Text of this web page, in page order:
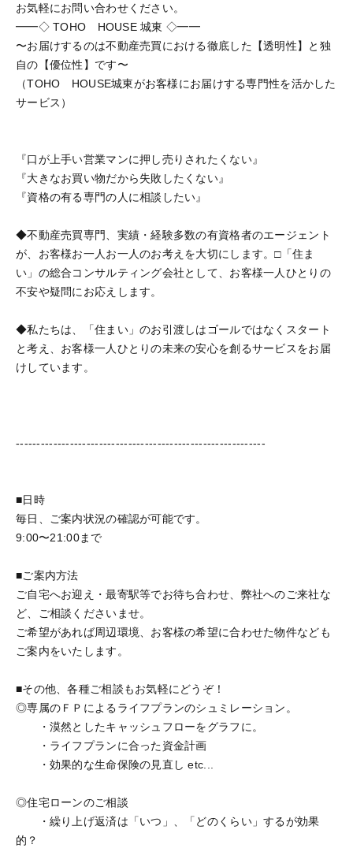
お気軽にお問い合わせください。
━━◇ TOHO HOUSE 城東 ◇━━
〜お届けするのは不動産売買における徹底した【透明性】と独
自の【優位性】です〜
（TOHO HOUSE城東がお客様にお届けする専門性を活かした
サービス）
『口が上手い営業マンに押し売りされたくない』
『大きなお買い物だから失敗したくない』
『資格の有る専門の人に相談したい』
◆不動産売買専門、実績・経験多数の有資格者のエージェント
が、お客様お一人お一人のお考えを大切にします。□「住ま
い」の総合コンサルティング会社として、お客様一人ひとりの
不安や疑問にお応えします。
◆私たちは、「住まい」のお引渡しはゴールではなくスタート
と考え、お客様一人ひとりの未来の安心を創るサービスをお届
けしています。
------------------------------------------------------------
■日時
毎日、ご案内状況の確認が可能です。
9:00〜21:00まで
■ご案内方法
ご自宅へお迎え・最寄駅等でお待ち合わせ、弊社へのご来社な
ど、ご相談くださいませ。
ご希望があれば周辺環境、お客様の希望に合わせた物件なども
ご案内をいたします。
■その他、各種ご相談もお気軽にどうぞ！
◎専属のＦＰによるライフプランのシュミレーション。
・漠然としたキャッシュフローをグラフに。
・ライフプランに合った資金計画
・効果的な生命保険の見直し etc...
◎住宅ローンのご相談
・繰り上げ返済は「いつ」、「どのくらい」するが効果
的？